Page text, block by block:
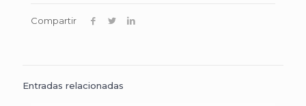
Compartir
Entradas relacionadas